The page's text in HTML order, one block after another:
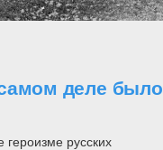
деле было
русских